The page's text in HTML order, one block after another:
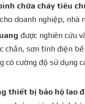
chữa cháy tiêu
doanh nghiệp, nhà
được nghiên cứu
chắn, sơn tĩnh điện
cường độ sử dụng
thiết bị bảo hộ lao